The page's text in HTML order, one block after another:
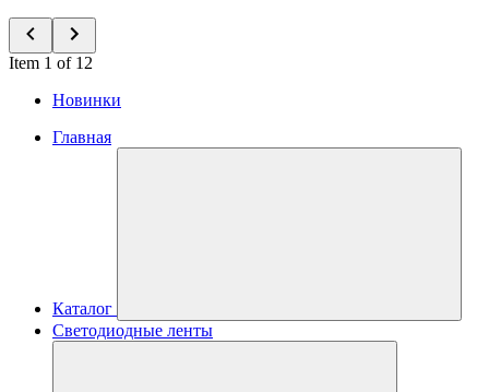
Item 1 of 12
Новинки
Главная
Каталог
Светодиодные ленты